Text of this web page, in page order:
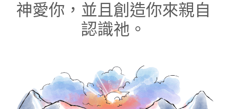
神愛你，並且創造你來親自
認識祂。